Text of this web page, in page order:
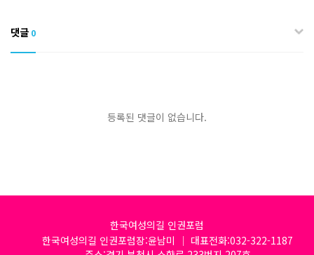
댓글 0
등록된 댓글이 없습니다.
한국여성의길 인권포럼
한국여성의길 인권포럼장:윤남미 │ 대표전화:032-322-1187